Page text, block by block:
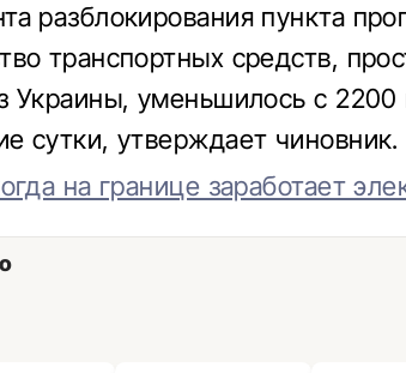
разблокирования пункта
транспортных средств,
Украины, уменьшилось с 2200
сутки, утверждает чиновник.
на границе заработает